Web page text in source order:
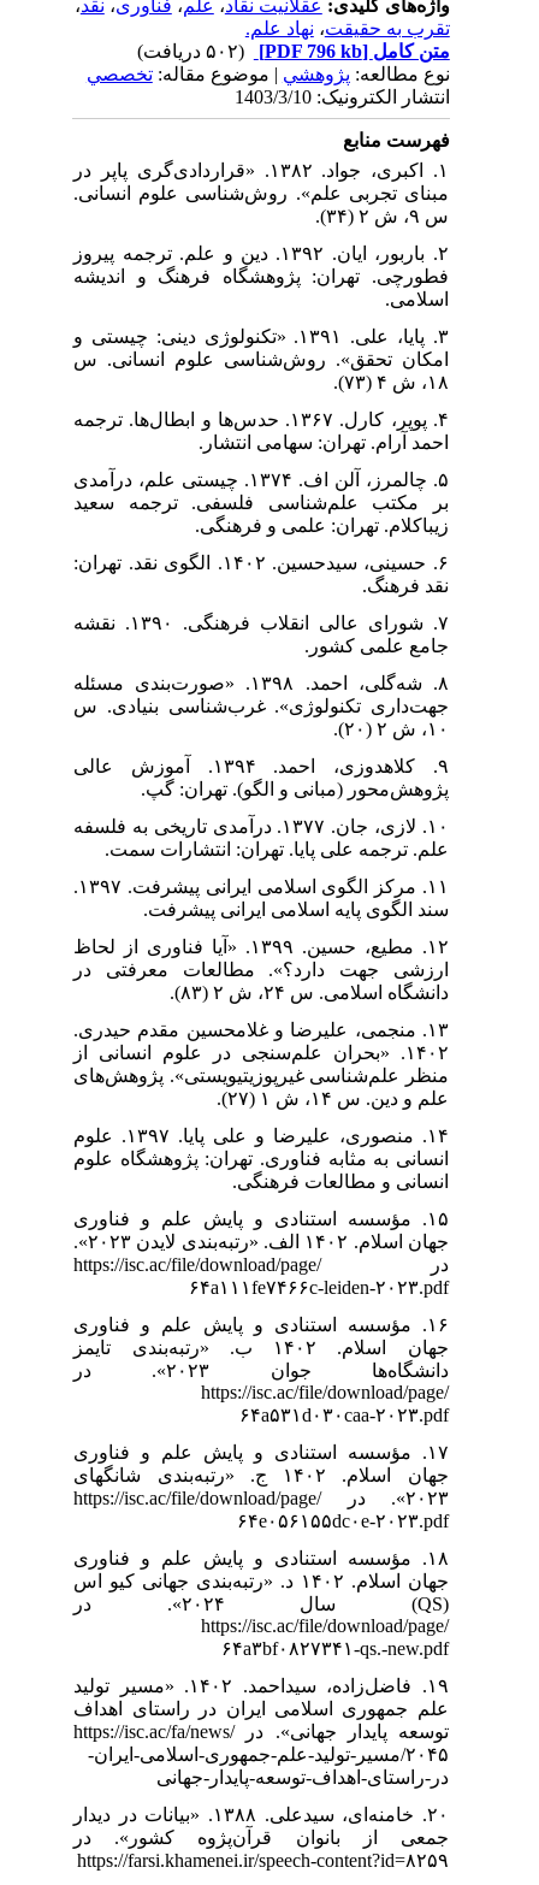
واژه‌های کلیدی:عقلانیت نقاد،علم،فناوری،نقد،
تقرب به حقیقت،نهاد علم.
متن کامل[PDF 796 kb]
نوع مطالعه:پژوهشي| موضوع مقاله:تخصصي
انتشار الکترونیک: 1403/3/10
فهرست منابع
۱. اکبری، جواد. ۱۳۸۲. «قراردادی‌گری پاپر در
مبنای تجربی علم». روش‌شناسی علوم انسانی.
س ۹، ش ۲ (۳۴).
۲. باربور، ایان. ۱۳۹۲. دین و علم. ترجمه پیروز
فطورچی. تهران: پژوهشگاه فرهنگ و اندیشه
اسلامی.
۳. پایا، علی. ۱۳۹۱. «تکنولوژی دینی: چیستی و
امکان تحقق». روش‌شناسی علوم انسانی. س
۱۸، ش ۴ (۷۳).
۴. پوپر، کارل. ۱۳۶۷. حدس‌ها و ابطال‌ها. ترجمه
احمد آرام. تهران: سهامی انتشار.
۵. چالمرز، آلن اف. ۱۳۷۴. چیستی علم، درآمدی
بر مکتب علم‌شناسی فلسفی. ترجمه سعید
زیباکلام. تهران: علمی و فرهنگی.
۶. حسینی، سیدحسین. ۱۴۰۲. الگوی نقد. تهران:
نقد فرهنگ.
۷. شورای عالی انقلاب فرهنگی. ۱۳۹۰. نقشه
جامع علمی کشور.
۸. شه‌گلی، احمد. ۱۳۹۸. «صورت‌بندی مسئله
جهت‌داری تکنولوژی». غرب‌شناسی بنیادی. س
۱۰، ش ۲ (۲۰).
۹. کلاهدوزی، احمد. ۱۳۹۴. آموزش عالی
پژوهش‌محور (مبانی و الگو). تهران: گپ.
۱۰. لازی، جان. ۱۳۷۷. درآمدی تاریخی به فلسفه
علم. ترجمه علی پایا. تهران: انتشارات سمت.
۱۱. مرکز الگوی اسلامی ایرانی پیشرفت. ۱۳۹۷.
سند الگوی پایه اسلامی ایرانی پیشرفت.
۱۲. مطیع، حسین. ۱۳۹۹. «آیا فناوری از لحاظ
ارزشی جهت دارد؟». مطالعات معرفتی در
دانشگاه اسلامی. س ۲۴، ش ۲ (۸۳).
۱۳. منجمی، علیرضا و غلامحسین مقدم حیدری.
۱۴۰۲. «بحران علم‌سنجی در علوم انسانی از
منظر علم‌شناسی غیرپوزیتیویستی». پژوهش‌های
علم و دین. س ۱۴، ش ۱ (۲۷).
۱۴. منصوری، علیرضا و علی پایا. ۱۳۹۷. علوم
انسانی به مثابه فناوری. تهران: پژوهشگاه علوم
انسانی و مطالعات فرهنگی.
۱۵. مؤسسه استنادی و پایش علم و فناوری
جهان اسلام. ۱۴۰۲ الف. «رتبه‌بندی لایدن ۲۰۲۳».
در https://isc.ac/file/download/page/
۶۴a۱۱۱fe۷۴۶۶c-leiden-۲۰۲۳.pdf
۱۶. مؤسسه استنادی و پایش علم و فناوری
جهان اسلام. ۱۴۰۲ ب. «رتبه‌بندی تایمز
دانشگاه‌ها جوان ۲۰۲۳». در
https://isc.ac/file/download/page/
۶۴a۵۳۱d۰۳۰caa-۲۰۲۳.pdf
۱۷. مؤسسه استنادی و پایش علم و فناوری
جهان اسلام. ۱۴۰۲ ج. «رتبه‌بندی شانگهای
۲۰۲۳». در https://isc.ac/file/download/page/
۶۴e۰۵۶۱۵۵dc۰e-۲۰۲۳.pdf
۱۸. مؤسسه استنادی و پایش علم و فناوری
جهان اسلام. ۱۴۰۲ د. «رتبه‌بندی جهانی کیو اس
(QS) سال ۲۰۲۴». در
https://isc.ac/file/download/page/
۶۴a۳bf۰۸۲۷۳۴۱-qs.-new.pdf
۱۹. فاضل‌زاده، سیداحمد. ۱۴۰۲. «مسیر تولید
علم جمهوری اسلامی ایران در راستای اهداف
توسعه پایدار جهانی». در https://isc.ac/fa/news/
۲۰۴۵/مسیر-تولید-علم-جمهوری-اسلامی-ایران-
در-راستای-اهداف-توسعه-پایدار-جهانی
۲۰. خامنه‌ای، سیدعلی. ۱۳۸۸. «بیانات در دیدار
جمعی از بانوان قرآن‌پژوه کشور». در
https://farsi.khamenei.ir/speech-content?id=۸۲۵۹